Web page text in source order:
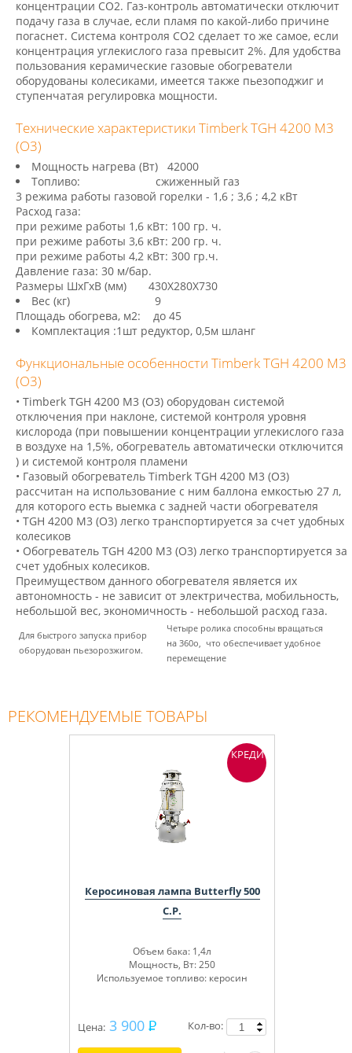
концентрации CO2. Газ-контроль автоматически отключит
подачу газа в случае, если пламя по какой-либо причине
погаснет. Система контроля CO2 сделает то же самое, если
концентрация углекислого газа превысит 2%. Для удобства
пользования керамические газовые обогреватели
оборудованы колесиками, имеется также пьезоподжиг и
ступенчатая регулировка мощности.
Технические характеристики Timberk TGH 4200 M3
(О3)
Мощность нагрева (Вт) 42000
Топливо: сжиженный газ
3 режима работы газовой горелки - 1,6 ; 3,6 ; 4,2 кВт
Расход газа:
при режиме работы 1,6 кВт: 100 гр. ч.
при режиме работы 3,6 кВт: 200 гр. ч.
при режиме работы 4,2 кВт: 300 гр.ч.
Давление газа: 30 м/бар.
Размеры ШхГхВ (мм) 430Х280Х730
Вес (кг) 9
Площадь обогрева, м2: до 45
Комплектация :1шт редуктор, 0,5м шланг
Функциональные особенности Timberk TGH 4200 M3
(О3)
• Timberk TGH 4200 M3 (О3) оборудован системой
отключения при наклоне, системой контроля уровня
кислорода (при повышении концентрации углекислого газа
в воздухе на 1,5%, обогреватель автоматически отключится
) и системой контроля пламени
• Газовый обогреватель Timberk TGH 4200 M3 (О3)
рассчитан на использование с ним баллона емкостью 27 л,
для которого есть выемка с задней части обогревателя
• TGH 4200 M3 (О3) легко транспортируется за счет удобных
колесиков
• Обогреватель TGH 4200 M3 (О3) легко транспортируется за
счет удобных колесиков.
Преимуществом данного обогревателя является их
автономность - не зависит от электричества, мобильность,
небольшой вес, экономичность - небольшой расход газа.
Для быстрого запуска прибор
оборудован пьезорозжигом.
Четыре ролика способны вращаться
на 360о, что обеспечивает удобное
перемещение
РЕКОМЕНДУЕМЫЕ ТОВАРЫ
Керосиновая лампа Butterfly 500
C.P.
Объем бака: 1,4л
Мощность, Вт: 250
Используемое топливо: керосин
Цена: 3 900
Кол-во:
КРЕДИТ